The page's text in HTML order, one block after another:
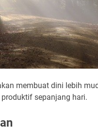
membuat dini lebih
sepanjang hari.